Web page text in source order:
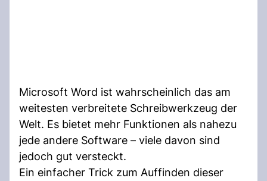
Microsoft Word ist wahrscheinlich das am
weitesten verbreitete Schreibwerkzeug der
Welt. Es bietet mehr Funktionen als nahezu
jede andere Software – viele davon sind
jedoch gut versteckt.
Ein einfacher Trick zum Auffinden dieser